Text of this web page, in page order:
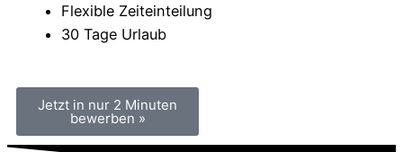
Flexible Zeiteinteilung
30 Tage Urlaub
Jetzt in nur 2 Minuten
bewerben »